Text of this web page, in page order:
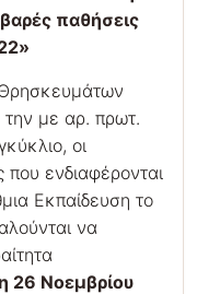
παθήσεις
Θρησκευμάτων
με αρ. πρωτ.
οι
ενδιαφέρονται
Εκπαίδευση το
να
26 Νοεμβρίου